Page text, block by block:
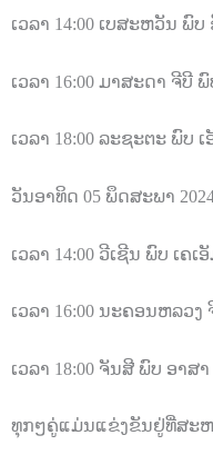
ເວລາ 14:00 ເບສະຫວັນ ພົບ
ເວລາ 16:00 ມາສະດາ ຈີບີ ພົ
ເວລາ 18:00 ລະຊະຕະ ພົບ ເ
ວັນອາທິດ 05 ພຶດສະພາ
ເວລາ 14:00 ວີເຊີນ ພົບ ເຄເ
ເວລາ 16:00 ນະຄອນຫລວງ
ເວລາ 18:00 ຈັນສີ ພົບ ອາສາ
ທຸກໆຄູ່ແມ່ນແຂ່ງຂັນຢູ່ທີ່ສະ